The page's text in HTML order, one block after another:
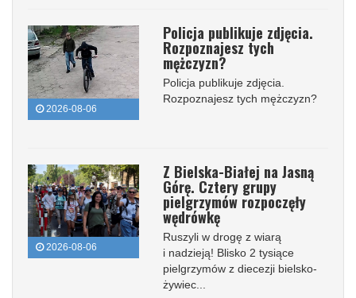
2026-08-06
Policja publikuje zdjęcia.
Rozpoznajesz tych
mężczyzn?
Policja publikuje zdjęcia.
Rozpoznajesz tych mężczyzn?
2026-08-06
Z Bielska-Białej na Jasną
Górę. Cztery grupy
pielgrzymów rozpoczęły
wędrówkę
Ruszyli w drogę z wiarą
i nadzieją! Blisko 2 tysiące
pielgrzymów z diecezji bielsko-
żywiec...